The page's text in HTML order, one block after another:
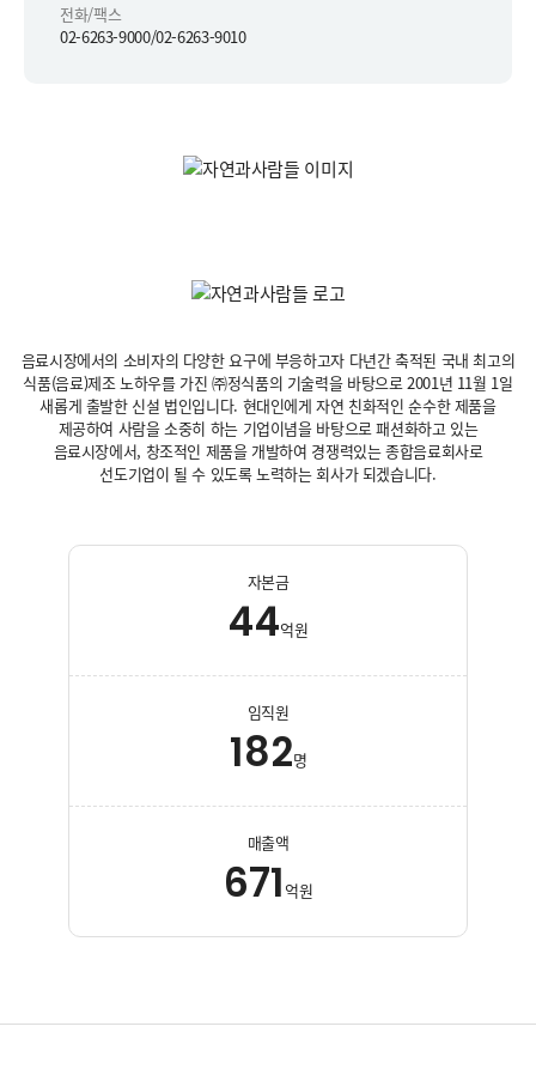
전화/팩스
02-6263-9000/02-6263-9010
음료시장에서의 소비자의 다양한 요구에 부응하고자 다년간 축적된 국내 최고의
식품(음료)제조 노하우를 가진 ㈜정식품의 기술력을 바탕으로 2001년 11월 1일
새롭게 출발한 신설 법인입니다. 현대인에게 자연 친화적인 순수한 제품을
제공하여 사람을 소중히 하는 기업이념을 바탕으로 패션화하고 있는
음료시장에서, 창조적인 제품을 개발하여 경쟁력있는 종합음료회사로
선도기업이 될 수 있도록 노력하는 회사가 되겠습니다.
자본금
44억원
임직원
182명
매출액
671 억원